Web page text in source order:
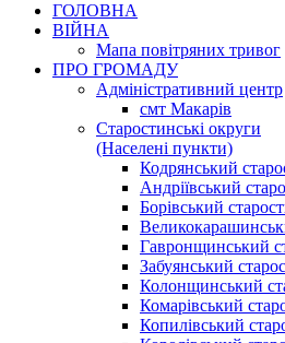
ГОЛОВНА
ВІЙНА
Мапа повітряних тривог
ПРО ГРОМАДУ
Aдміністративний центр
смт Макарів
Старостинські округи
(Населені пункти)
Кодрянський
Андріївський
Борівський
Гавронщинський
Забуянський
Колонщинський
Комарівський
Копилівський